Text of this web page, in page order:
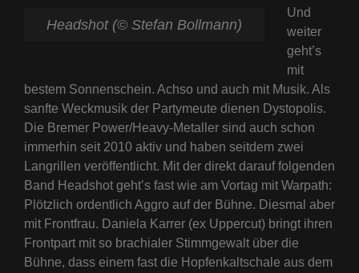
Headshot (© Stefan Bollmann)
Und
weiter
geht’s
mit
bestem Sonnenschein. Achso und auch mit Musik. Als
sanfte Weckmusik der Partymeute dienen Dystopolis.
Die Bremer Power/Heavy-Metaller sind auch schon
immerhin seit 2010 aktiv und haben seitdem zwei
Langrillen veröffentlicht. Mit der direkt darauf folgenden
Band Headshot geht’s fast wie am Vortag mit Warpath:
Plötzlich ordentlich Aggro auf der Bühne. Diesmal aber
mit Frontfrau. Daniela Karrer (ex Uppercut) bringt ihren
Frontpart mit so brachialer Stimmgewalt über die
Bühne, dass einem fast die Hopfenkaltschale aus dem